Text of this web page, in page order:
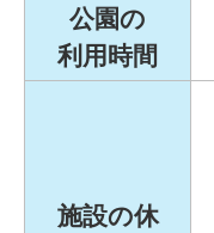
公園の
利用時間
施設の休